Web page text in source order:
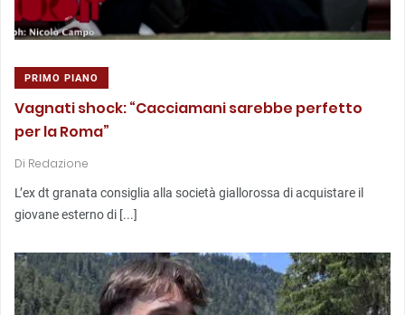
PRIMO PIANO
Vagnati shock: “Cacciamani sarebbe perfetto
per la Roma”
Di Redazione
L’ex dt granata consiglia alla società giallorossa di acquistare il
giovane esterno di [...]